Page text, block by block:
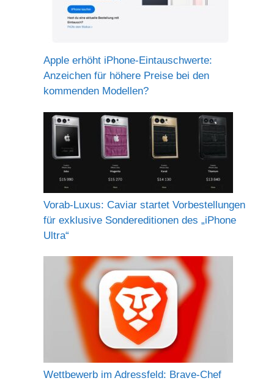
Apple erhöht iPhone-Eintauschwerte:
Anzeichen für höhere Preise bei den
kommenden Modellen?
Vorab-Luxus: Caviar startet Vorbestellungen
für exklusive Sondereditionen des „iPhone
Ultra“
Wettbewerb im Adressfeld: Brave-Chef